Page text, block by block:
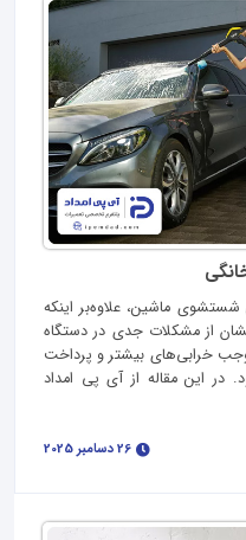
ماشین، علاوه‌بر اینکه
از مشکلات جدی در دستگاه
خرابی‌های بیشتر و پرداخت
در این مقاله از آی‌ پی امداد